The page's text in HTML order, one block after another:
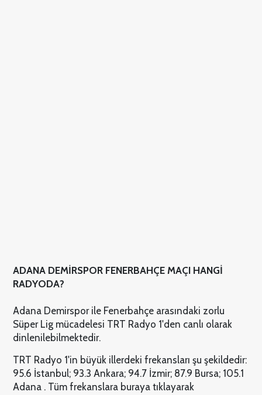
ADANA DEMİRSPOR FENERBAHÇE MAÇI HANGİ
RADYODA?
Adana Demirspor ile Fenerbahçe arasındaki zorlu
Süper Lig mücadelesi TRT Radyo 1'den canlı olarak
dinlenilebilmektedir.
TRT Radyo 1'in büyük illerdeki frekansları şu şekildedir:
95.6 İstanbul; 93.3 Ankara; 94.7 İzmir; 87.9 Bursa; 105.1
Adana . Tüm frekanslara buraya tıklayarak